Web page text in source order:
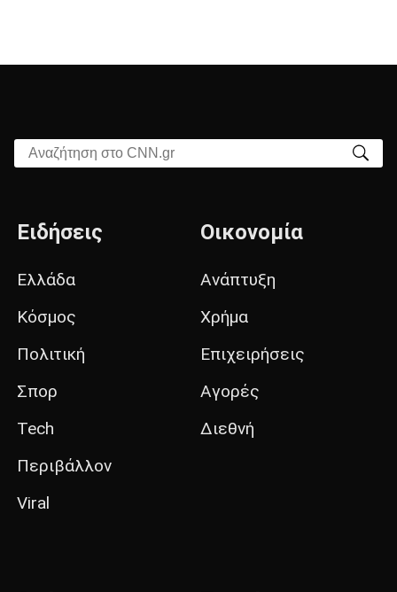
Αναζήτηση στο CNN.gr
Ειδήσεις
Ελλάδα
Κόσμος
Πολιτική
Σπορ
Tech
Περιβάλλον
Viral
Οικονομία
Ανάπτυξη
Χρήμα
Επιχειρήσεις
Αγορές
Διεθνή